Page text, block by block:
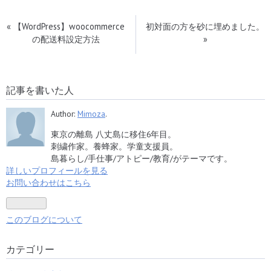
«
【WordPress】woocommerce
の配送料設定方法
初対面の方を砂に埋めました。
»
記事を書いた人
Author: Mimoza.
東京の離島 八丈島に移住6年目。
刺繍作家。養蜂家。学童支援員。
島暮らし/手仕事/アトピー/教育/がテーマです。
詳しいプロフィールを見る
お問い合わせはこちら
このブログについて
カテゴリー